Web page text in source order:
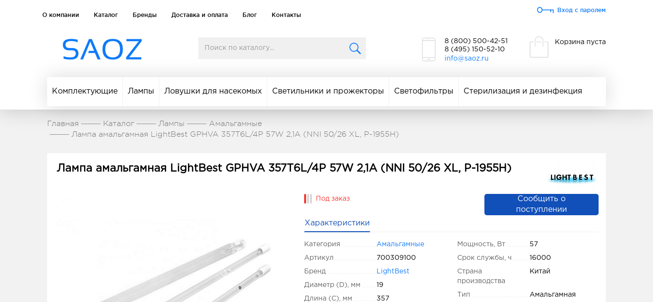
О компании Каталог Бренды Доставка и оплата Блог Контакты
Вход с паролем
8 (800) 500-42-51
8 (495) 150-52-10
info@saoz.ru
Корзина пуста
Комплектующие Лампы Ловушки для насекомых Светильники и прожекторы Светофильтры Стерилизация и дезинфекция
Главная Каталог Лампы
Амальгамные
Лампа амальгамная LightBest GPHVA 357T6L/4P 57W 2,1A (NNI 50/26 XL, P-1955H)
Лампа амальгамная LightBest GPHVA 357T6L/4P 57W 2,1A (NNI 50/26 XL, P-1955H)
Под заказ
Сообщить о
поступлении
Характеристики
Категория Амальгамные
Артикул 700309100
Бренд LightBest
Диаметр (D), мм 19
Длина (C), мм 357
Мощность, Вт 57
Срок службы, ч 16000
Страна
производства
Китай
Тип Амальгамная